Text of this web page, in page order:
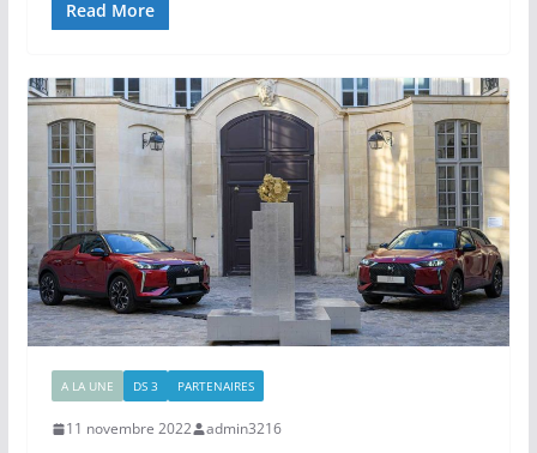
Read More
A LA UNE DS 3 PARTENAIRES
11 novembre 2022 admin3216